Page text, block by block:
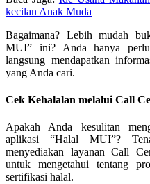
kecilan Anak Muda
Bagaimana? Lebih mudah
MUI” ini? Anda hanya
langsung mendapatkan
yang Anda cari.
Cek Kehalalan melalui Call
Apakah Anda kesulitan
aplikasi “Halal MUI”?
menyediakan layanan Call
untuk mengetahui tentang
sertifikasi halal.